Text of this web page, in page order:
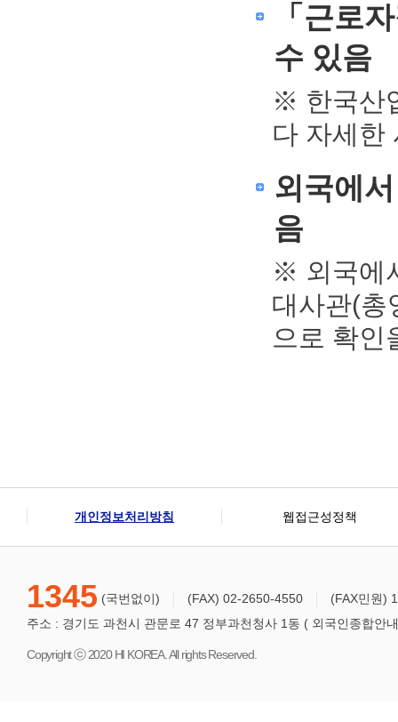
「근로
수 있음
※ 한국산
다 자세한
외국에
음
※ 외국에
대사관(총
으로 확인
개인정보처리방침 웹접근성정책
1345 (국번없이) (FAX) 02-2650-4550
(FAX민원)
주소 : 경기도 과천시 관문로 47 정부과천청사 1동 ( 외국인종합안
Copyright ⓒ 2020 HI KOREA. All rights Reserved.